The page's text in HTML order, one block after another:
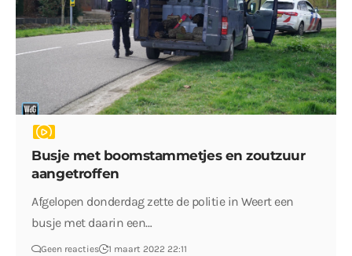
Busje met boomstammetjes en zoutzuur
aangetroffen
Afgelopen donderdag zette de politie in Weert een
busje met daarin een…
Geen reacties 1 maart 2022 22:11